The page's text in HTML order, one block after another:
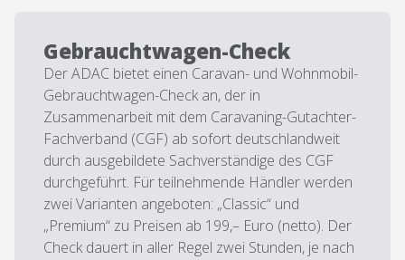
Gebrauchtwagen-Check
Der ADAC bietet einen Caravan- und Wohnmobil-
Gebrauchtwagen-Check an, der in
Zusammenarbeit mit dem Caravaning-Gutachter-
Fachverband (CGF) ab sofort deutschlandweit
durch ausgebildete Sachverständige des CGF
durchgeführt. Für teilnehmende Händler werden
zwei Varianten angeboten: „Classic“ und
„Premium“ zu Preisen ab 199,– Euro (netto). Der
Check dauert in aller Regel zwei Stunden, je nach